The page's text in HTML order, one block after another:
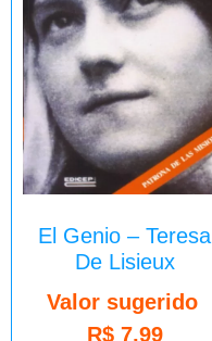
El Genio – Teresa
De Lisieux
Valor sugerido
R$7,99